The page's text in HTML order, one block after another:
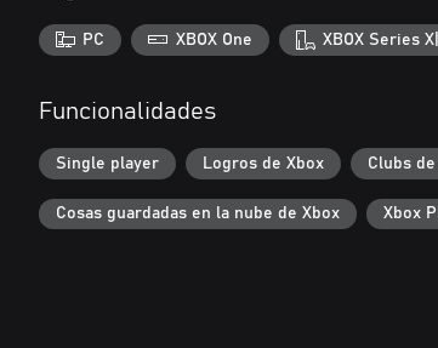
PC XBOX One XBOX Series
Funcionalidades
Single player Logros de Xbox Clubs
Cosas guardadas en la nube de Xbox Xbox